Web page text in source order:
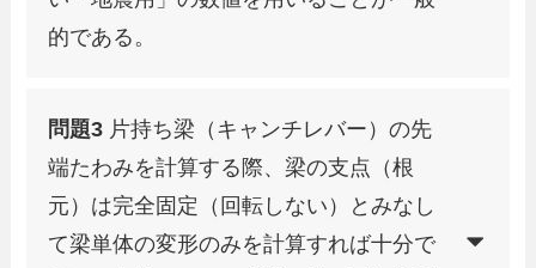
的である。
問題3 片持ち梁（キャンチレバー）の先
端たわみを計算する際、梁の支点（根
元）は完全固定（回転しない）とみなし
て梁単体の変形のみを計算すれば十分で